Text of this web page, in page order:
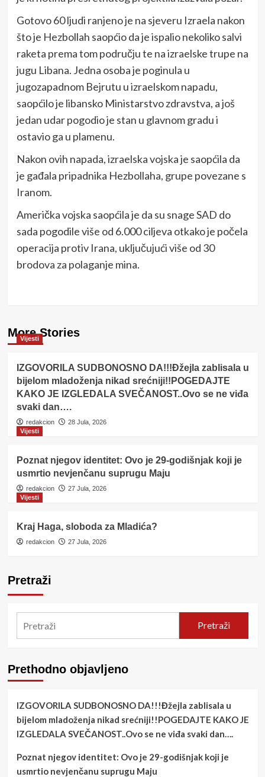
Gotovo 60 ljudi ranjeno je na sjeveru Izraela nakon
što je Hezbollah saopćio da je ispalio nekoliko salvi
raketa prema tom području te na izraelske trupe na
jugu Libana. Jedna osoba je poginula u
jugozapadnom Bejrutu u izraelskom napadu,
saopćilo je libansko Ministarstvo zdravstva, a još
jedan udar pogodio je stan u glavnom gradu i
ostavio ga u plamenu.
Nakon ovih napada, izraelska vojska je saopćila da
je gađala pripadnika Hezbollaha, grupe povezane s
Iranom.
Američka vojska saopćila je da su snage SAD do
sada pogodile više od 6.000 ciljeva otkako je počela
operacija protiv Irana, uključujući više od 30
brodova za polaganje mina.
More Stories
Vijesti
IZGOVORILA SUDBONOSNO DA!!!Đžejla zablisala u
bijelom mladoženja nikad srećniji!!POGEDAJTE
KAKO JE IZGLEDALA SVEČANOST..Ovo se ne viđa
svaki dan….
redakcion
28 Jula, 2026
Vijesti
Poznat njegov identitet: Ovo je 29-godišnjak koji je
usmrtio nevjenčanu suprugu Maju
redakcion
27 Jula, 2026
Vijesti
Kraj Haga, sloboda za Mladića?
redakcion 27 Jula, 2026
Pretraži
Pretraži
Prethodno objavljeno
IZGOVORILA SUDBONOSNO DA!!!Đžejla zablisala u
bijelom mladoženja nikad srećniji!!POGEDAJTE KAKO JE
IZGLEDALA SVEČANOST..Ovo se ne viđa svaki dan….
Poznat njegov identitet: Ovo je 29-godišnjak koji je
usmrtio nevjenčanu suprugu Maju